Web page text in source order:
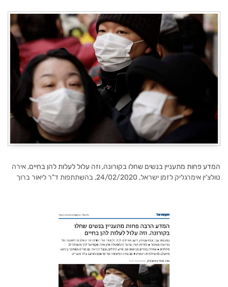
המדע פחות מתעניין בנשים שחלו בקורונה, וזה עלול לעלות להן בחיים, אירה
טולצ'ין אימרגליק לזמן ישראל, 24/02/2020, בהשתתפות ד"ר ליאור ברוך